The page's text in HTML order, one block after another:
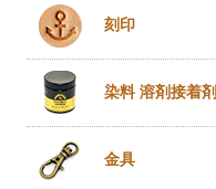
刻印
染料 溶剤接着剤
金具